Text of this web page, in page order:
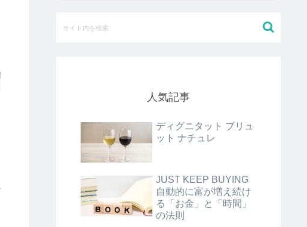
人気記事
ディグニタット ブリュ
ット ナチュレ
JUST KEEP BUYING
自動的に富が増え続け
る「お金」と「時間」
の法則